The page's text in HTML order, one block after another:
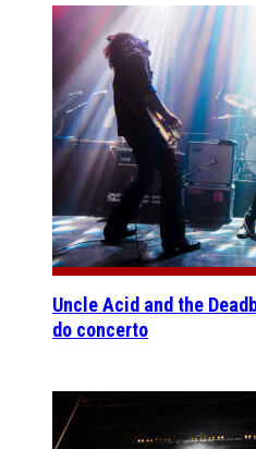
Uncle Acid and the
do concerto